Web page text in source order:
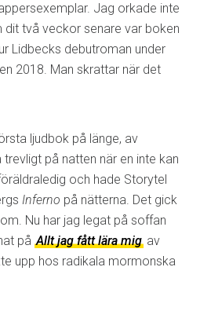
Jag orkade inte
dit två veckor senare var boken
Lidbecks debutroman under
2018. Man skrattar när det
ljudbok på länge, av
på natten när en inte kan
och hade Storytel
Inferno på nätterna. Det gick
Nu har jag legat på soffan
på Allt jag fått lära mig av
upp hos radikala mormonska